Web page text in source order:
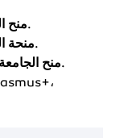
منحللطلاب المتفوقين.
منحةللدراسات العليا.
منحللطلاب المتميزين.